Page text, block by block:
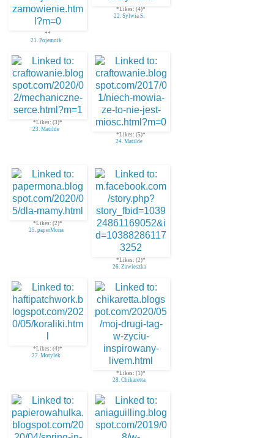
**
21. Pojemnik
*Likes: (4)*
22. Sylwia S.
*Likes: (3)*
23. Matilde
*Likes: (5)*
24. Matilde
*Likes: (2)*
25. paperMona
*Likes: (2)*
26. Zawieszka
*Likes: (4)*
27. Motylek
*Likes: (1)*
28. Chikaretta